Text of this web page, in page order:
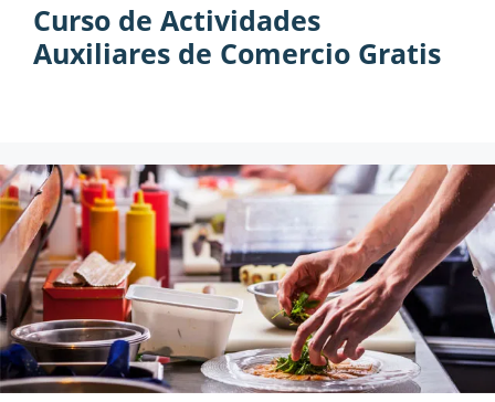
Curso de Actividades
Auxiliares de Comercio Gratis